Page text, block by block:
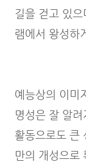
길을 걷고 있으
램에서 왕성하
예능상의 이미
명성은 잘 알
활동으로도 큰
만의 개성으로